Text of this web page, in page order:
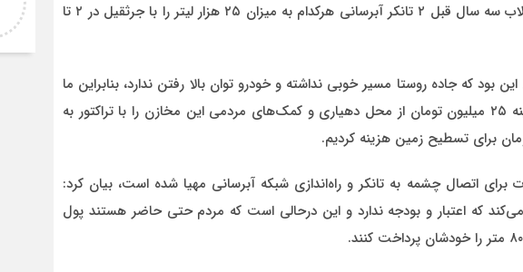
پیگیری‌های فراوان شرکت آب و فاضلاب سه سال قبل ۲ تانکر آبرسانی هرکدام به میزان ۲۵ هزار لیتر را با جرثقیل در ۲ تا
بود که جاده روستا مسیر خوبی نداشته و خودرو توان بالا رفتن ندارد، بنابراین ما
روستاییان در سال ۱۴۰۳ با صرف هزینه ۲۵ میلیون تومان از محل دهیاری و کمک‌های مردمی این مخازن را با تراکتور به
برای اتصال چشمه به تانکر و راه‌اندازی شبکه آبرسانی مهیا شده است، بیان کرد:
که اعتبار و بودجه ندارد و این درحالی است که مردم حتی حاضر هستند پول
میدن
داده نمیشود.